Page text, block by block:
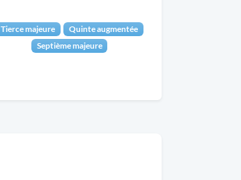
Tierce majeure
Quinte augmentée
Septième majeure